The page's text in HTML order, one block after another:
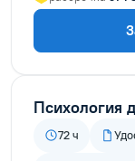
Психология
72 ч